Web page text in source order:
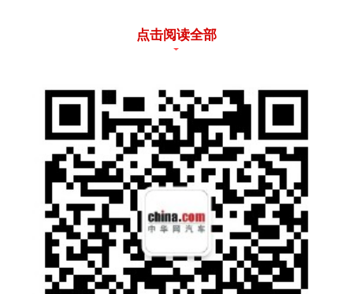
包覆工艺，目之所及皆质感，乘坐舒适又柔
感舒适，激光雕刻的山水纹，尽显美学质感。
一体式太空零重力座椅，贴合人体工程学， 20
mm零重力软泡层与343mm超大侧翼，为用户
带来了贴身柔软的乘坐质感和舒适的肩部支
撑，长途出行不累。
点击阅读全部